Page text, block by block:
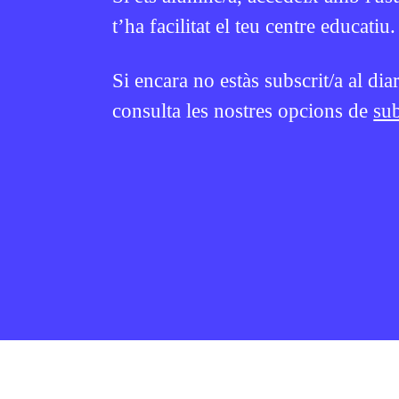
t’ha facilitat el teu centre educatiu.
Si encara no estàs subscrit/a al
consulta les nostres opcions de
BATXILLERAT
1 HORA
LAURA CUESTA
2N CICLE ESO
1R CICLE ESO